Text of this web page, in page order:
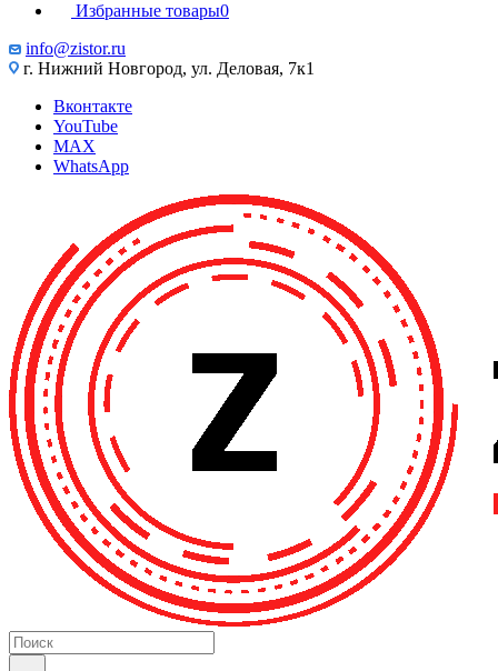
Избранные товары0
info@zistor.ru
г. Нижний Новгород, ул. Деловая, 7к1
Вконтакте
YouTube
MAX
WhatsApp